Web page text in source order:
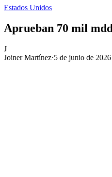
Estados Unidos
Aprueban 70 mil
J
Joiner Martínez·5 de junio de 2026